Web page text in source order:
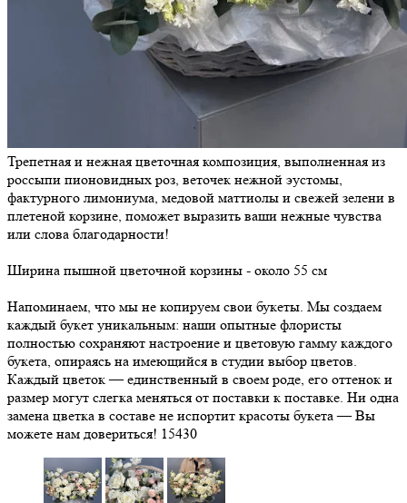
Трепетная и нежная цветочная композиция, выполненная из
россыпи пионовидных роз, веточек нежной эустомы,
фактурного лимониума, медовой маттиолы и свежей зелени в
плетеной корзине, поможет выразить ваши нежные чувства
или слова благодарности!
Ширина пышной цветочной корзины - около 55 см
Напоминаем, что мы не копируем свои букеты. Мы создаем
каждый букет уникальным: наши опытные флористы
полностью сохраняют настроение и цветовую гамму каждого
букета, опираясь на имеющийся в студии выбор цветов.
Каждый цветок — единственный в своем роде, его оттенок и
размер могут слегка меняться от поставки к поставке. Ни одна
замена цветка в составе не испортит красоты букета — Вы
можете нам довериться! 15430